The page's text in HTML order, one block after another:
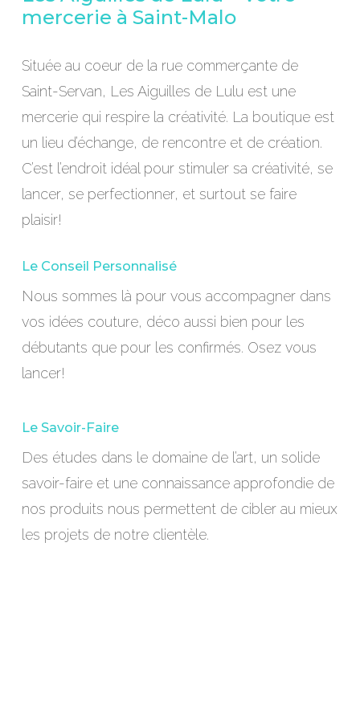
mercerie à Saint-Malo
Située au coeur de la rue commerçante de
Saint-Servan, Les Aiguilles de Lulu est une
mercerie qui respire la créativité. La boutique est
un lieu d’échange, de rencontre et de création.
C’est l’endroit idéal pour stimuler sa créativité, se
lancer, se perfectionner, et surtout se faire
plaisir!
Le Conseil Personnalisé
Nous sommes là pour vous accompagner dans
vos idées couture, déco aussi bien pour les
débutants que pour les confirmés. Osez vous
lancer!
Le Savoir-Faire
Des études dans le domaine de l’art, un solide
savoir-faire et une connaissance approfondie de
nos produits nous permettent de cibler au mieux
les projets de notre clientèle.